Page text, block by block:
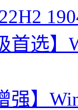
首选】
强】